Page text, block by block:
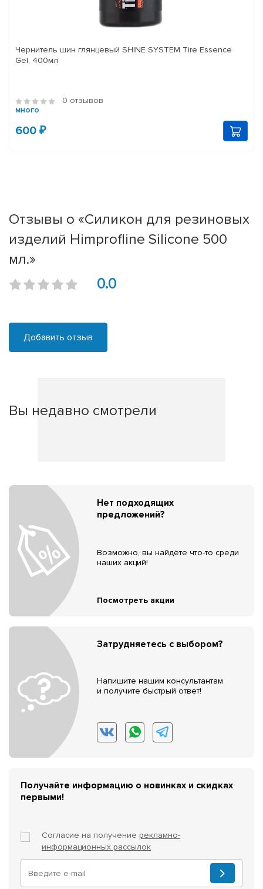
Чернитель шин глянцевый SHINE SYSTEM Tire Essence
Gel, 400мл
0 отзывов
много
600 ₽
Отзывы о «Силикон для резиновых
изделий Himprofline Silicone 500
мл.»
0.0
Добавить отзыв
Вы недавно смотрели
Нет подходящих
предложений?
Возможно, вы найдёте что-то среди
наших акций!
Посмотреть акции
Затрудняетесь с выбором?
Напишите нашим консультантам
и получите быстрый ответ!
Получайте информацию о новинках и скидках
первыми!
Согласие на получение рекламно-
информационных рассылок